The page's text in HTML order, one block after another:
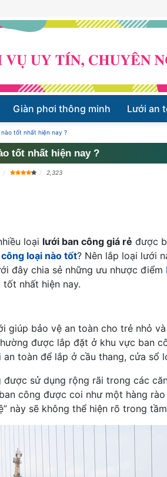
Giàn phơi thông minh Lưới an
tốt nhất hiện nay ?
tốt nhất hiện nay ?
2,323
loại lưới ban công giá rẻ được
loại nào tốt? Nên lắp loại lưới
đây chia sẻ những ưu nhược điểm
nhất hiện nay.
giúp bảo vệ an toàn cho trẻ nhỏ
được lắp đặt ở khu vực ban
toàn để lắp ở cầu thang, cửa sổ
được sử dụng rộng rãi trong các
công được coi như một hàng
này sẽ không thể hiện rõ trong